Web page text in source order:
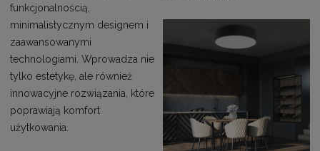
funkcjonalnością,
minimalistycznym designem i
zaawansowanymi
technologiami. Wprowadza nie
tylko estetykę, ale również
innowacyjne rozwiązania, które
poprawiają komfort
użytkowania.